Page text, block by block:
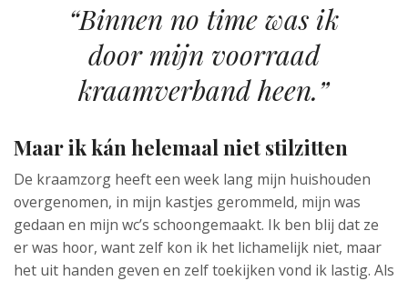
“Binnen no time was ik
door mijn voorraad
kraamverband heen.”
Maar ik kán helemaal niet stilzitten
De kraamzorg heeft een week lang mijn huishouden
overgenomen, in mijn kastjes gerommeld, mijn was
gedaan en mijn wc’s schoongemaakt. Ik ben blij dat ze
er was hoor, want zelf kon ik het lichamelijk niet, maar
het uit handen geven en zelf toekijken vond ik lastig. Als